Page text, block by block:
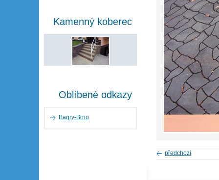
předchozí
Kamenný koberec
Oblíbené odkazy
Bagry-Brno